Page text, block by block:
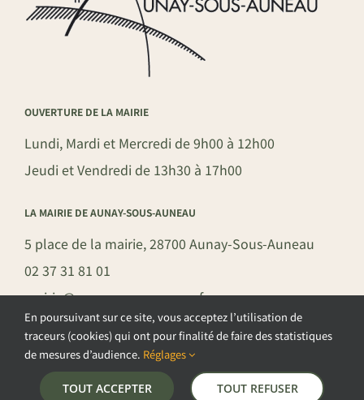
OUVERTURE DE LA MAIRIE
Lundi, Mardi et Mercredi de 9h00 à 12h00
Jeudi et Vendredi de 13h30 à 17h00
LA MAIRIE DE AUNAY-SOUS-AUNEAU
5 place de la mairie, 28700 Aunay-Sous-Auneau
02 37 31 81 01
mairie@aunay-sous-auneau.fr
©COPYRIGHT 2026 – COMMUNE DE AUNAY-SOUS-AUNEAU –
POLITIQUE DE CONFIDENTIALITÉ
GESTION DES COOKIES –
En poursuivant sur ce site, vous acceptez l’utilisation de
traceurs (cookies) qui ont pour finalité de faire des statistiques
de mesures d’audience. Réglages
TOUT ACCEPTER TOUT REFUSER